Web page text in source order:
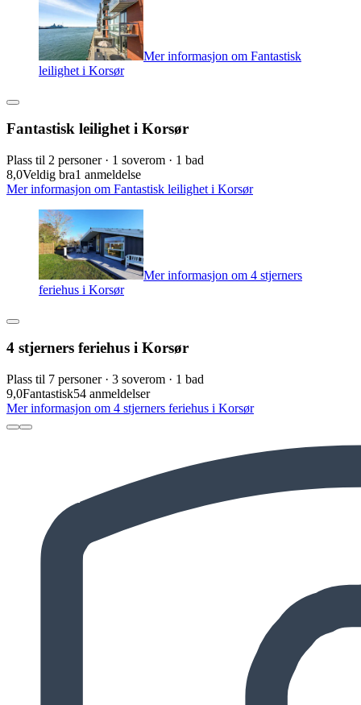
Mer informasjon om Fantastisk
leilighet i Korsør
Fantastisk leilighet i Korsør
Plass til 2 personer · 1 soverom · 1 bad
8,0Veldig bra1 anmeldelse
Mer informasjon om Fantastisk leilighet i Korsør
Mer informasjon om 4 stjerners
feriehus i Korsør
4 stjerners feriehus i Korsør
Plass til 7 personer · 3 soverom · 1 bad
9,0Fantastisk54 anmeldelser
Mer informasjon om 4 stjerners feriehus i Korsør